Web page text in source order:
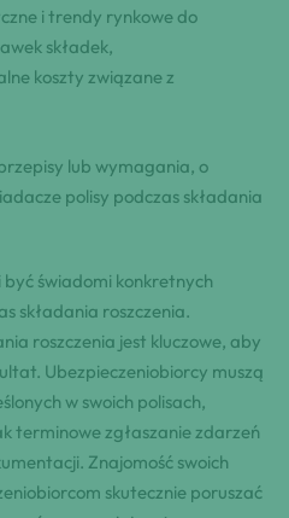
i trendy rynkowe do
składek,
koszty związane z
lub wymagania, o
polisy podczas składania
świadomi konkretnych
składania roszczenia.
roszczenia jest kluczowe, aby
Ubezpieczeniobiorcy muszą
w swoich polisach,
terminowe zgłaszanie zdarzeń
Znajomość swoich
skutecznie poruszać